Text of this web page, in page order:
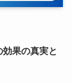
果の真実と